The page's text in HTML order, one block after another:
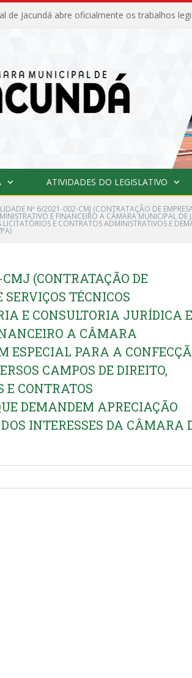
ATIVIDADES DO LEGISLATIVO
Nº 6/2021-002-CMJ (CONTRATAÇÃO DE
E FINANCEIRO A CÂMARA MUNICIPAL
E CONTRATOS ADMINISTRATIVOS E
(CONTRATAÇÃO DE
TÉCNICOS
E CONSULTORIA JURÍDICA
A CÂMARA
ESPECIAL PARA A
CAMPOS DE DIREITO,
E CONTRATOS
DEMANDEM APRECIAÇÃO
INTERESSES DA CÂMARA